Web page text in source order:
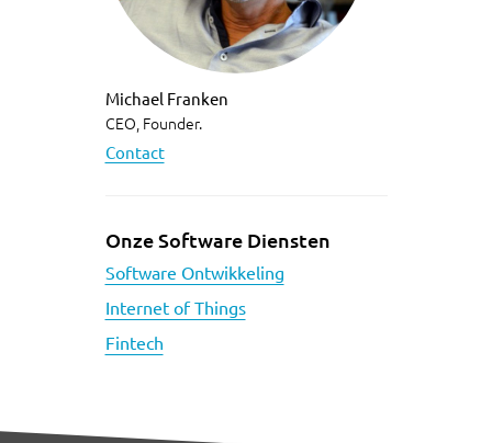
Michael Franken
CEO, Founder.
Contact
Onze Software Diensten
Software Ontwikkeling
Internet of Things
Fintech